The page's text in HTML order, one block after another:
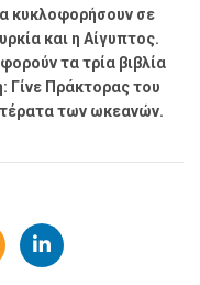
κυκλοφορήσουν σε
και η Αίγυπτος.
τα τρία βιβλία
Γίνε Πράκτορας του
των ωκεανών.